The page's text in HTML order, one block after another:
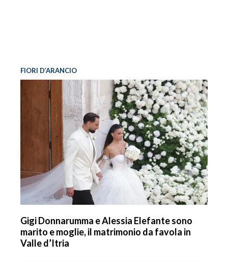
FIORI D’ARANCIO
Gigi Donnarumma e Alessia Elefante sono
marito e moglie, il matrimonio da favola in
Valle d’Itria